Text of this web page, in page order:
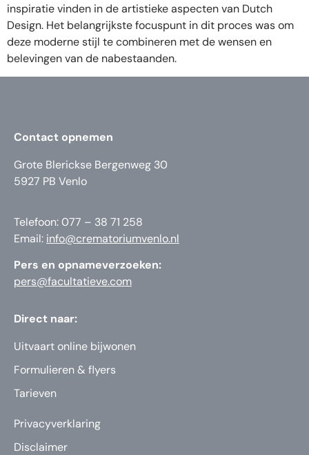
inspiratie vinden in de artistieke aspecten van Dutch
Design. Het belangrijkste focuspunt in dit proces was om
deze moderne stijl te combineren met de wensen en
belevingen van de nabestaanden.
Contact opnemen
Grote Blerickse Bergenweg 30
5927 PB Venlo
Telefoon: 077 – 38 71 258
Email: info@crematoriumvenlo.nl
Pers en opnameverzoeken:
pers@facultatieve.com
Direct naar:
Uitvaart online bijwonen
Formulieren & flyers
Tarieven
Privacyverklaring
Disclaimer